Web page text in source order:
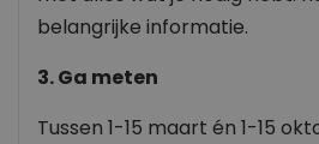
belangrijke informatie.
3. Ga meten
Tussen 1-15 maart én 1-15